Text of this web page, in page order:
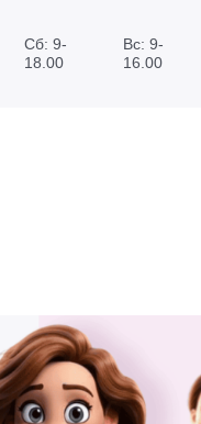
Сб: 9-
18.00
Вс: 9-
16.00